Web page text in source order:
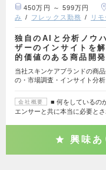
450万円 ～ 599万円
み
フレックス勤務 リ
独自のAIと分析ノウ
ザーのインサイトを
的価値のある商品開
当社スキンケアブランドの商
の・市場調査・インサイト分
会社概要
■ 何をしているの
エンサーと共に本当に必要と
興味あ